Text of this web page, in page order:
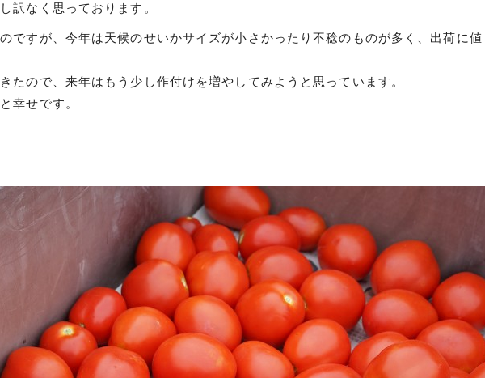
訳なく思っております。
ですが、今年は天候のせいかサイズが小さかったり不稔のものが多く、出荷に値
たので、来年はもう少し作付けを増やしてみようと思っています。
幸せです。